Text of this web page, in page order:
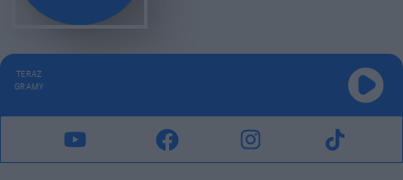
TERAZ
GRAMY